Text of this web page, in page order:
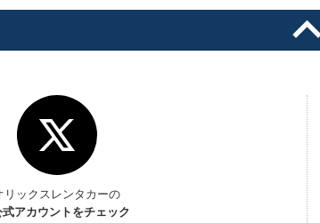
リックスレンタカーの
式アカウントをチェック